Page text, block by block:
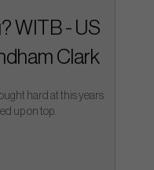
WITB - US
Clark
hard at this years
up on top.